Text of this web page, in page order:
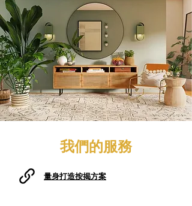
我們的服務
量身打造按揭方案